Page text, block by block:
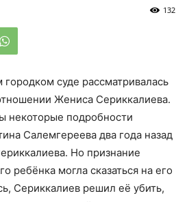
132
городком суде рассматривалась
Жениса Сериккалиева.
некоторые подробности
Салемгереева два года назад
Но признание
ребёнка могла сказаться на его
Сериккалиев решил её убить,